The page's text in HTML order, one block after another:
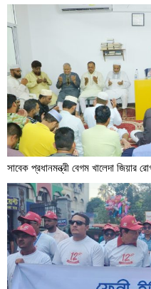
সাবেক প্রধানমন্ত্রী বেগম খালেদা জিয়ার